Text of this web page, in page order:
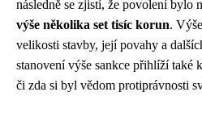
následně se zjistí, že povolení bylo
výše několika set tisíc korun.
velikosti stavby, její povahy a
stanovení výše sankce přihlíží také
či zda si byl vědom protiprávnosti